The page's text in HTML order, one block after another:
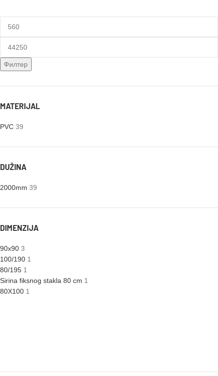
Филтер
MATERIJAL
PVC 39
DUŽINA
2000mm 39
DIMENZIJA
90x90 3
100/190 1
80/195 1
Sirina fiksnog stakla 80 cm 1
80X100 1